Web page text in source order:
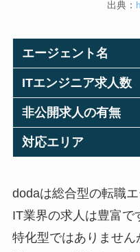
出典：
エージェント名
ITエンジニア求人数
非公開求人の有無
対応エリア
dodaは総合型の転職
IT業界の求人は豊富で
特化型ではありません